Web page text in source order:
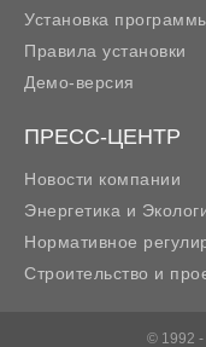
Установка
Правила установки
Демо-версия
ПРЕСС-ЦЕНТР
Новости компании
Энергетика и
Нормативное
Строительство и
© 1992 -